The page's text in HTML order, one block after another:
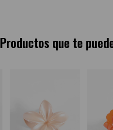
Productos que te